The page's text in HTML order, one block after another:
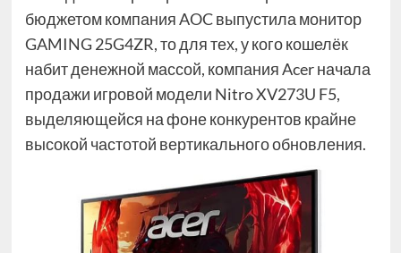
бюджетом компания AOC выпустила монитор
GAMING 25G4ZR, то для тех, у кого кошелёк
набит денежной массой, компания Acer начала
продажи игровой модели Nitro XV273U F5,
выделяющейся на фоне конкурентов крайне
высокой частотой вертикального обновления.